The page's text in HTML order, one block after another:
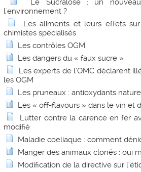
Le Sucralose : un
l'environnement ?
Les aliments et leurs effets
chimistes spécialisés
Les contrôles OGM
Les dangers du « faux sucre »
Les experts de l'OMC déclarent
les OGM
Les pruneaux : antioxydants
Les « off-flavours » dans le vin et
Lutter contre la carence en fer
modifié
Maladie coeliaque : comment
Manger des animaux clonés : oui
Modification de la directive sur